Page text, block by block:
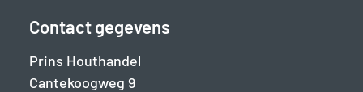
Contact gegevens
Prins Houthandel
Cantekoogweg 9